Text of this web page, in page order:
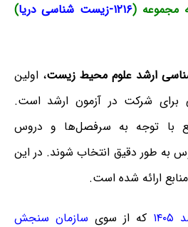
مجموعه (۱۲۱۶-زیست شناسی دریا
)
ارشد علوم محیط زیست، اولین
شرکت در آزمون ارشد است.
با توجه به سرفصل‌ها و دروس
به طور دقیق انتخاب شوند. در این
ارائه شده است.
که از سوی سازمان سنجش